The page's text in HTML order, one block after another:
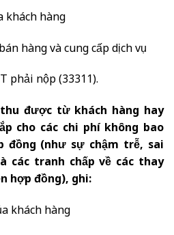
khách hàng
hàng và cung cấp dịch vụ
phải nộp (33311).
được từ khách hàng hay
cho các chi phí không bao
(như sự chậm trễ, sai
các tranh chấp về các thay
hợp đồng), ghi:
khách hàng